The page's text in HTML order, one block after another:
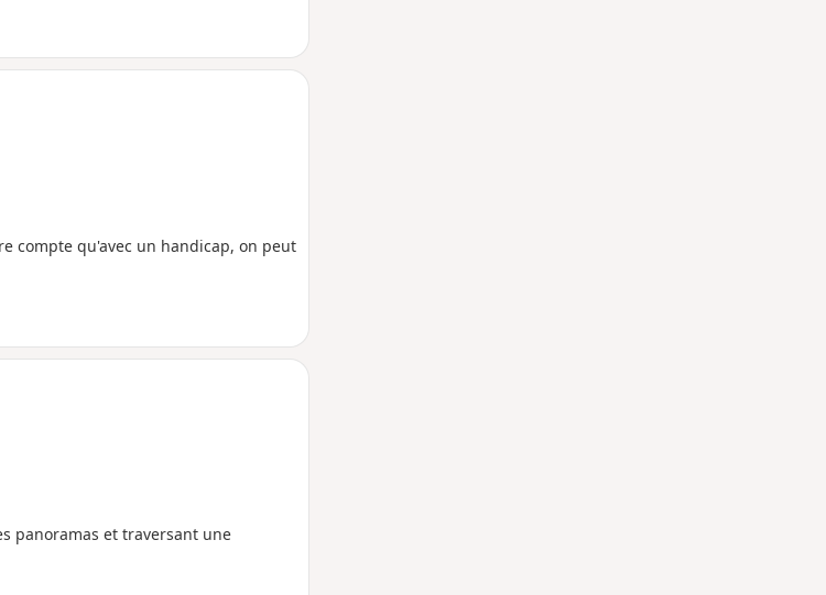
compte qu'avec un handicap, on peut
panoramas et traversant une